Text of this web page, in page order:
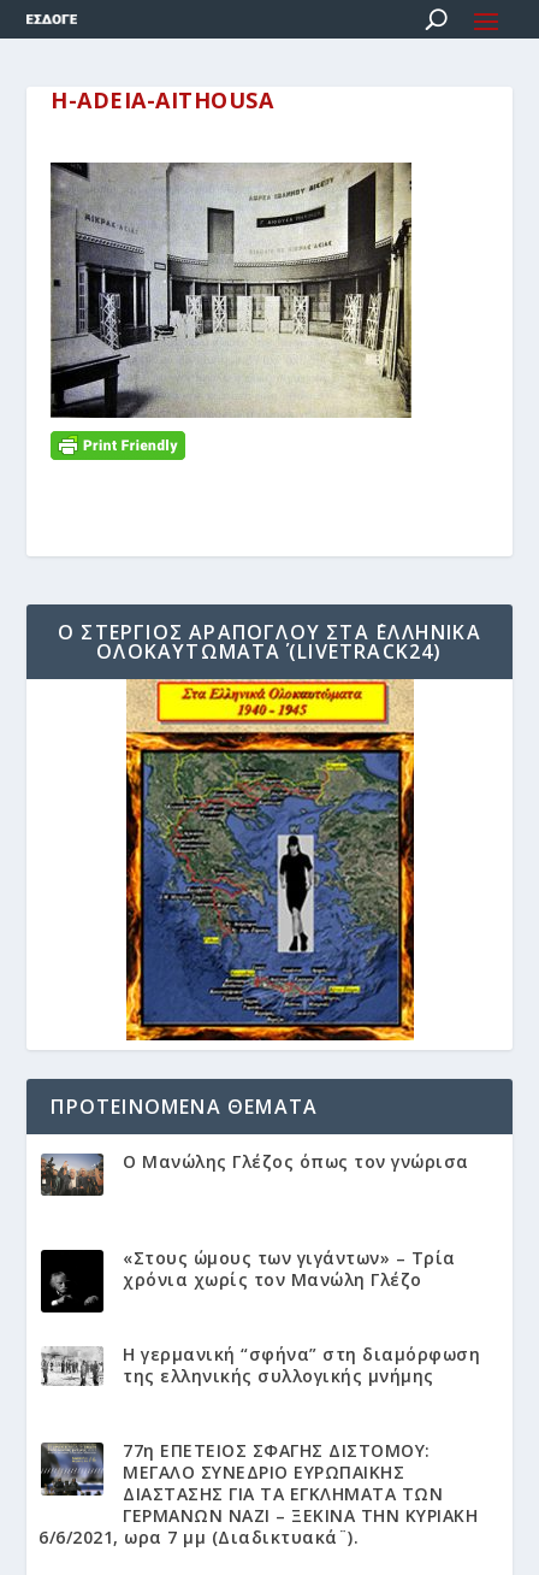
H-ADEIA-AITHOUSA
Ο ΣΤΈΡΓΙΟΣ ΑΡΆΠΟΓΛΟΥ ΣΤΑ ΄ΕΛΛΗΝΙΚΆ
ΟΛΟΚΑΥΤΏΜΑΤΑ΄ (LIVETRACK24)
ΠΡΟΤΕΙΝΌΜΕΝΑ ΘΈΜΑΤΑ
Ο Μανώλης Γλέζος όπως τον γνώρισα
«Στους ώμους των γιγάντων» – Τρία
χρόνια χωρίς τον Μανώλη Γλέζο
Η γερμανική “σφήνα” στη διαμόρφωση
της ελληνικής συλλογικής μνήμης
77η ΕΠΕΤΕΙΟΣ ΣΦΑΓΗΣ ΔΙΣΤΟΜΟΥ:
ΜΕΓΑΛΟ ΣΥΝΕΔΡΙΟ ΕΥΡΩΠΑΙΚΗΣ
ΔΙΑΣΤΑΣΗΣ ΓΙΑ ΤΑ ΕΓΚΛΗΜΑΤΑ ΤΩΝ
ΓΕΡΜΑΝΩΝ ΝΑΖΙ – ΞΕΚΙΝΑ ΤΗΝ ΚΥΡΙΑΚΗ
6/6/2021, ωρα 7 μμ (Διαδικτυακά¨).